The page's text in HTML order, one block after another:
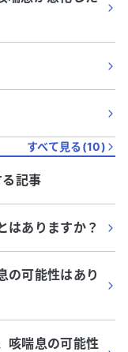
すべて見る(10)
る記事
はありますか？
の可能性はあり
咳喘息の可能性